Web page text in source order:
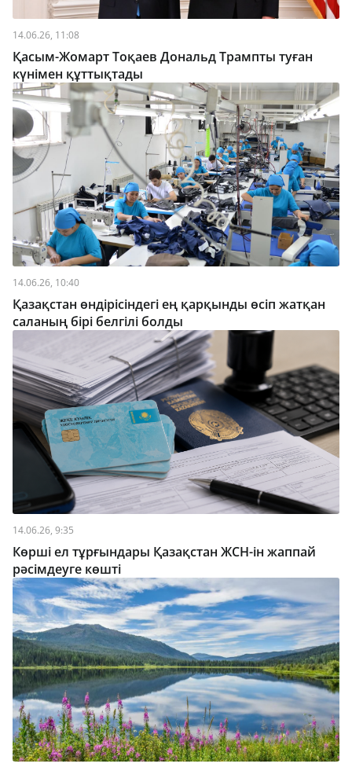
14.06.26, 11:08
Қасым-Жомарт Тоқаев Дональд Трампты туған
күнімен құттықтады
14.06.26, 10:40
Қазақстан өндірісіндегі ең қарқынды өсіп жатқан
саланың бірі белгілі болды
14.06.26, 9:35
Көрші ел тұрғындары Қазақстан ЖСН-ін жаппай
рәсімдеуге көшті